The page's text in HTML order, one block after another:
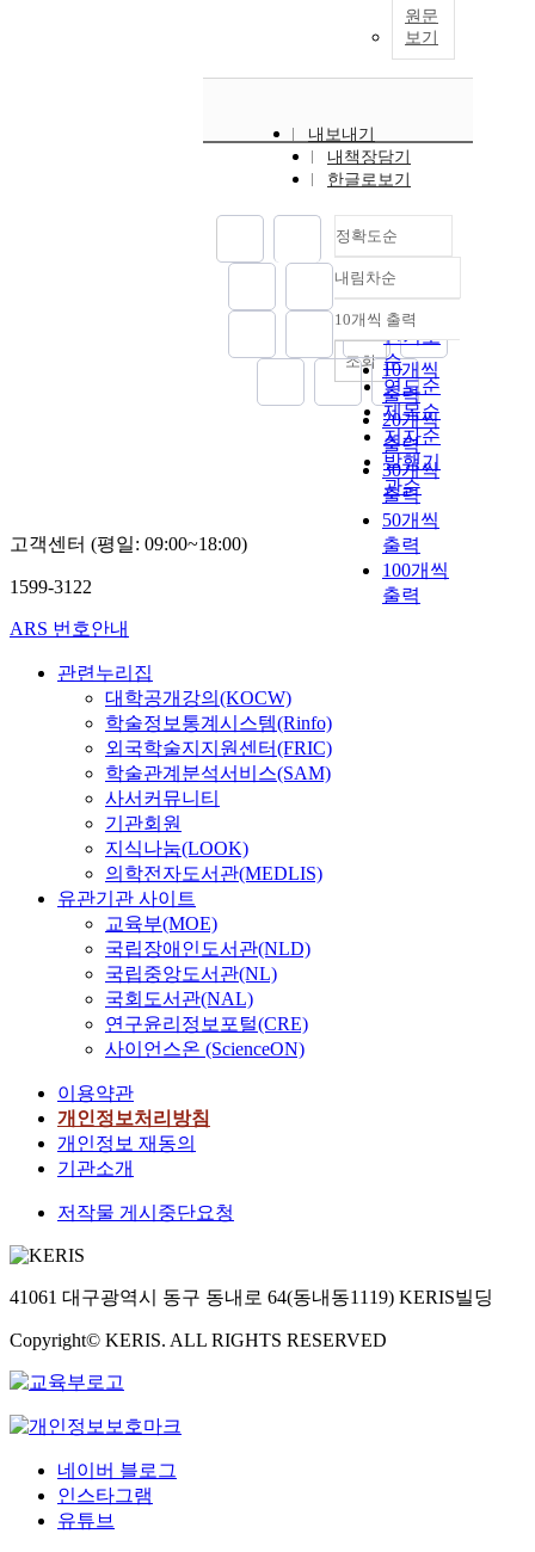
원문
보기
내보내기
내책장담기
한글로보기
정확도순
정확도
순
인기도
순
연도순
제목순
저자순
발행기
관순
내림차순
내림차순
10개씩 출력
10개씩
출력
20개씩
출력
30개씩
출력
50개씩
출력
100개씩
출력
조회
고객센터 (평일: 09:00~18:00)
1599-3122
ARS 번호안내
관련누리집
대학공개강의(KOCW)
학술정보통계시스템(Rinfo)
외국학술지지원센터(FRIC)
학술관계분석서비스(SAM)
사서커뮤니티
기관회원
지식나눔(LOOK)
의학전자도서관(MEDLIS)
유관기관 사이트
교육부(MOE)
국립장애인도서관(NLD)
국립중앙도서관(NL)
국회도서관(NAL)
연구윤리정보포털(CRE)
사이언스온 (ScienceON)
이용약관
개인정보처리방침
개인정보 재동의
기관소개
저작물 게시중단요청
41061 대구광역시 동구 동내로 64(동내동1119) KERIS빌딩
Copyright© KERIS. ALL RIGHTS RESERVED
네이버 블로그
인스타그램
유튜브